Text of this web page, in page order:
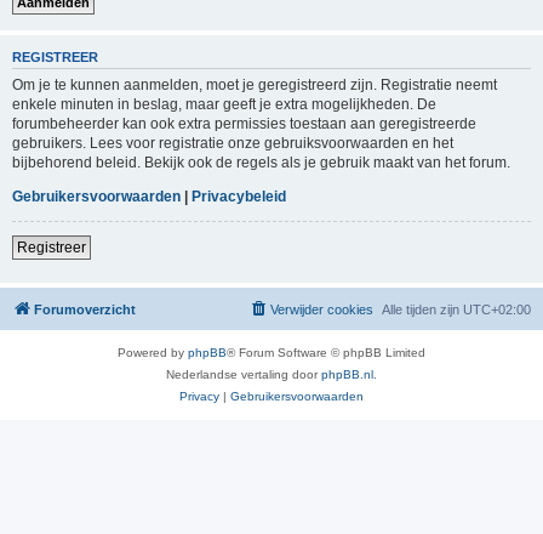
REGISTREER
Om je te kunnen aanmelden, moet je geregistreerd zijn. Registratie neemt
enkele minuten in beslag, maar geeft je extra mogelijkheden. De
forumbeheerder kan ook extra permissies toestaan aan geregistreerde
gebruikers. Lees voor registratie onze gebruiksvoorwaarden en het
bijbehorend beleid. Bekijk ook de regels als je gebruik maakt van het forum.
Gebruikersvoorwaarden
Privacybeleid
Registreer
Forumoverzicht Alle tijden zijn UTC+02:00
Verwijder cookies
Powered by phpBB® Forum Software © phpBB Limited
Nederlandse vertaling doorphpBB.nl
Privacy | Gebruikersvoorwaarden